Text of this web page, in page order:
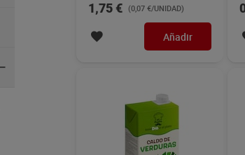
1,75 € (0,07 €/UNIDAD)
Añadir